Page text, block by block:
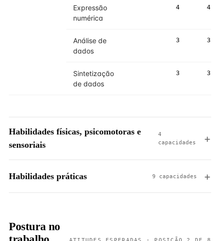
Expressão
numérica
4 4
Análise de
dados
3 3
Sintetização
de dados
3 3
Habilidades físicas, psicomotoras e
sensoriais
4
capacidades
Habilidades práticas 9 capacidades
Postura no